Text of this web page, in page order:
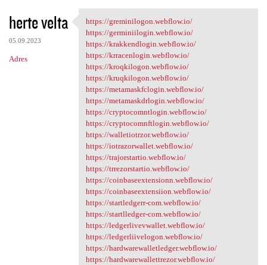
herte velta
05.09.2023
Adres
https://greminilogon.webflow
https://greminilogon.webflow.io/
https://germiniilogin.webflow.io/
https://krakkendlogin.webflow.io/
https://krracenlogin.webflow.io/
https://kroqkilogon.webflow.io/
https://kruqkilogon.webflow.io/
https://metamaskfclogin.webflow.io/
https://metamaskdrlogin.webflow.io/
https://cryptocomntlogin.webflow.io/
https://cryptocomnftlogin.webflow.io/
https://walletiotrzor.webflow.io/
https://iotrazorwallet.webflow.io/
https://trajorstartio.webflow.io/
https://trrezorstartio.webflow.io/
https://coinbaseextensionn.webflow.io/
https://coinbaseextensiion.webflow.io/
https://startledgerr-com.webflow.io/
https://startlledger-com.webflow.io/
https://ledgerlivevwallet.webflow.io/
https://ledgerliivelogon.webflow.io/
https://hardwarewalletledger.webflow.io/
https://hardwarewallettrezor.webflow.io/